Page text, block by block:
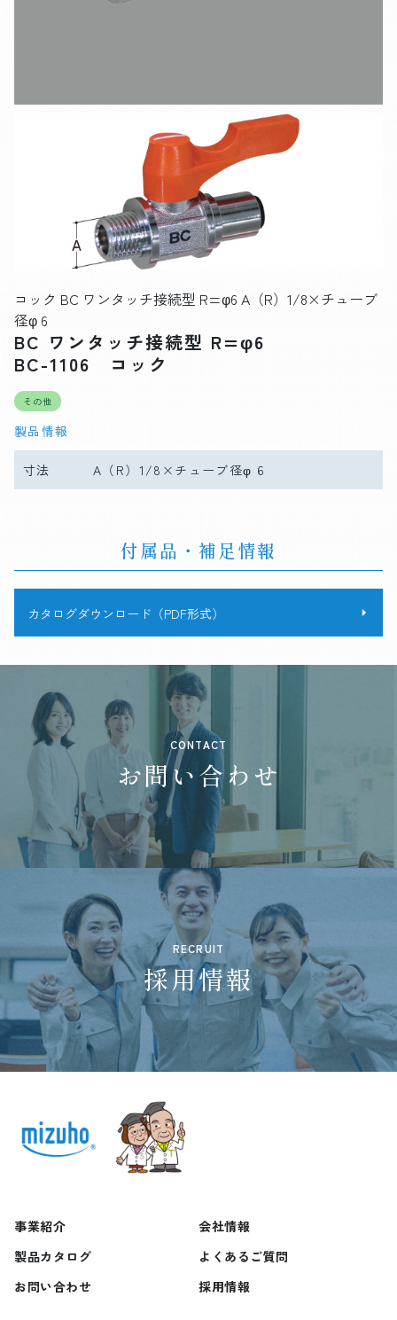
コック BC ワンタッチ接続型 R=φ6 A（R）1/8×チューブ
径φ 6
BC ワンタッチ接続型 R=φ6
BC-1106 コック
その他
製品情報
寸法 A（R）1/8×チューブ径φ 6
付属品・補足情報
カタログダウンロード（PDF形式）
CONTACT
お問い合わせ
RECRUIT
採用情報
事業紹介
会社情報
製品カタログ
よくあるご質問
お問い合わせ
採用情報